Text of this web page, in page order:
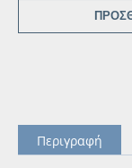
Περιγραφή